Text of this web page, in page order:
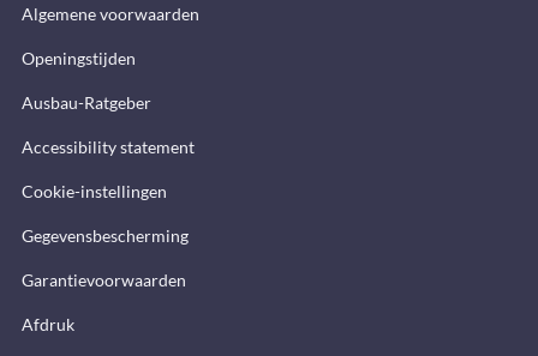
Algemene voorwaarden
Openingstijden
Ausbau-Ratgeber
Accessibility statement
Cookie-instellingen
Gegevensbescherming
Garantievoorwaarden
Afdruk